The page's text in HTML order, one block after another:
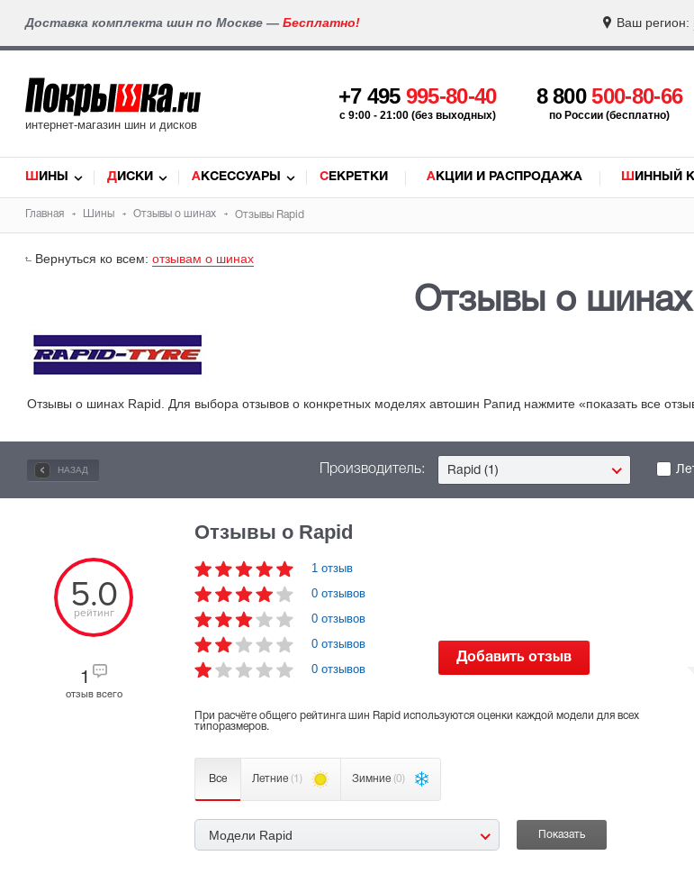
Доставка комплекта шин по Москве — Бесплатно! Ваш регион:
интернет-магазин шин и дисков
+7 495 995-80-40
c 9:00 - 21:00 (без выходных)
8 800500-80-66
по России (бесплатно)
ШИНЫ ДИСКИ АКСЕССУАРЫ СЕКРЕТКИ АКЦИИ И РАСПРОДАЖА ШИННЫЙ
Главная Шины Отзывы о шинах Отзывы Rapid
Вернуться ко всем: отзывам о шинах
Отзывы о шинах
Отзывы о шинах Rapid. Для выбора отзывов о конкретных моделях автошин Рапид нажмите «показать все
НАЗАД Производитель: Rapid (1)
Отзывы о Rapid
5.0
рейтинг
1
отзыв всего
1 отзыв
0 отзывов
0 отзывов
0 отзывов
0 отзывов
Добавить отзыв
При расчёте общего рейтинга шин Rapid используются оценки каждой модели для всех
типоразмеров.
Все Летние (1) Зимние (0)
Модели Rapid